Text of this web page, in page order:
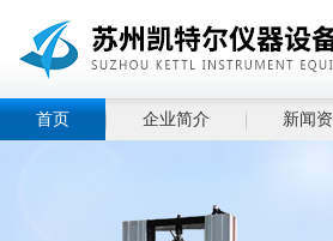
首页 企业简介 新闻